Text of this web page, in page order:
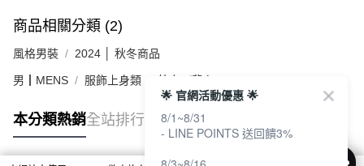
商品相關分類 (2)
風格男裝 2024 │ 秋冬商品
男┃MENS 服飾上身類 外套／背心
本分類熱銷全站排行
🌟 官網活動優惠 🌟
8/1~8/31
- LINE POINTS 送回饋3%